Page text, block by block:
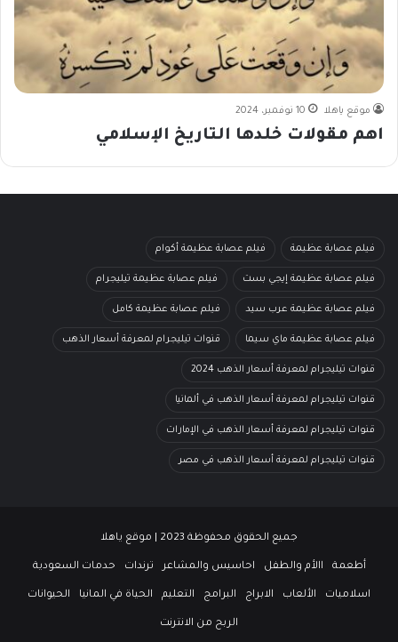
موقع ياهلا 10 نوفمبر، 2024
اهم مقولات خلدها التاريخ الإسلامي
فيلم عصابة عظيمة فيلم عصابة عظيمة أكوام
فيلم عصابة عظيمة إيجي بست فيلم عصابة عظيمة تيليجرام
فيلم عصابة عظيمة عرب سيد فيلم عصابة عظيمة كامل
فيلم عصابة عظيمة ماي سيما قنوات تيليجرام لمعرفة أسعار الذهب
قنوات تيليجرام لمعرفة أسعار الذهب 2024
قنوات تيليجرام لمعرفة أسعار الذهب في ألمانيا
قنوات تيليجرام لمعرفة أسعار الذهب في الإمارات
قنوات تيليجرام لمعرفة أسعار الذهب في مصر
جميع الحقوق محفوظة 2023 | موقع ياهلا
أطعمة االأم والطفل احاسيس والمشاعر ترندات حدمات السعودية
اسلاميات الألعاب الابراج البرامج التعليم الحياة في المانيا الحيوانات
الربح من الانترنت